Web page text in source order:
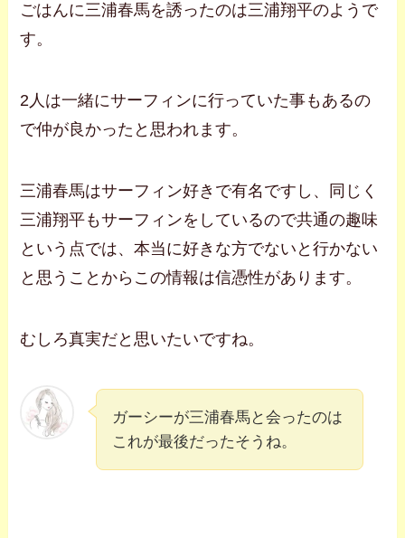
ごはんに三浦春馬を誘ったのは三浦翔平のようで
す。
2人は一緒にサーフィンに行っていた事もあるの
で仲が良かったと思われます。
三浦春馬はサーフィン好きで有名ですし、同じく
三浦翔平もサーフィンをしているので共通の趣味
という点では、本当に好きな方でないと行かない
と思うことからこの情報は信憑性があります。
むしろ真実だと思いたいですね。
ガーシーが三浦春馬と会ったのは
これが最後だったそうね。